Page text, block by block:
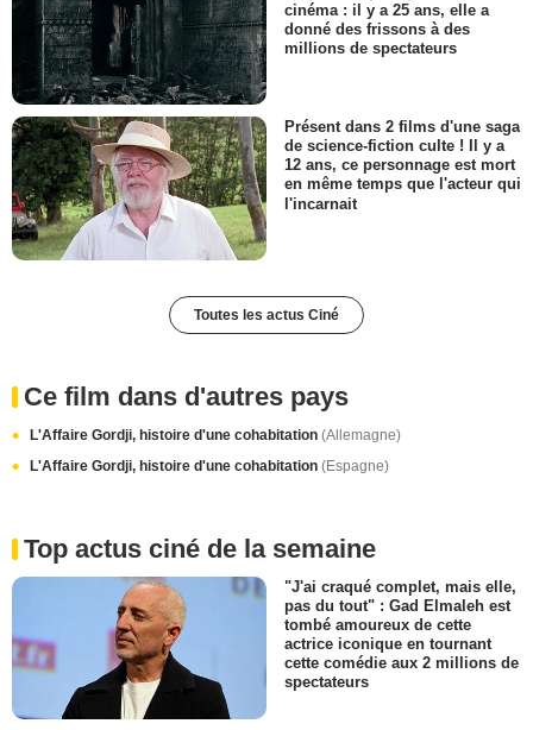
cinéma : il y a 25 ans, elle a
donné des frissons à des
millions de spectateurs
Présent dans 2 films d'une saga
de science-fiction culte ! Il y a
12 ans, ce personnage est mort
en même temps que l'acteur qui
l'incarnait
Toutes les actus Ciné
Ce film dans d'autres pays
L'Affaire Gordji, histoire d'une cohabitation (Allemagne)
L'Affaire Gordji, histoire d'une cohabitation (Espagne)
Top actus ciné de la semaine
"J'ai craqué complet, mais elle,
pas du tout" : Gad Elmaleh est
tombé amoureux de cette
actrice iconique en tournant
cette comédie aux 2 millions de
spectateurs